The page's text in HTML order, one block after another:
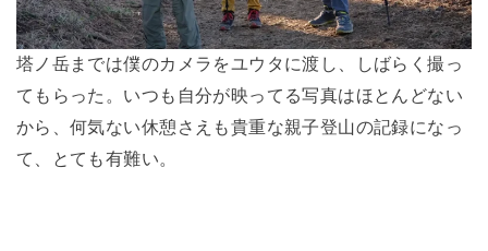
塔ノ岳までは僕のカメラをユウタに渡し、しばらく撮っ
てもらった。いつも自分が映ってる写真はほとんどない
から、何気ない休憩さえも貴重な親子登山の記録になっ
て、とても有難い。